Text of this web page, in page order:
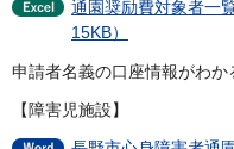
通園奨励費対象者一
15KB）
申請者名義の口座情報がわか
【障害児施設】